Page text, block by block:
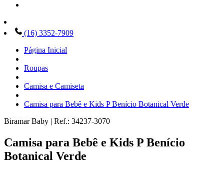
(16) 3352-7909
Página Inicial
Roupas
Camisa e Camiseta
Camisa para Bebê e Kids P Benício Botanical Verde
Biramar Baby | Ref.: 34237-3070
Camisa para Bebê e Kids P Benício
Botanical Verde